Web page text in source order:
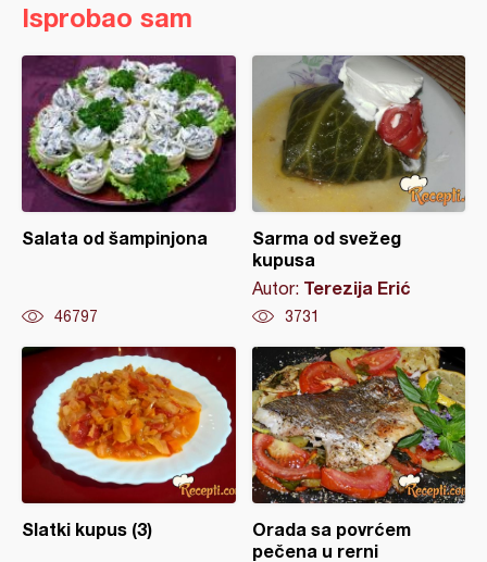
Isprobao sam
Salata od šampinjona
46797
Sarma od svežeg
kupusa
Autor: Terezija Erić
3731
Slatki kupus (3)
Orada sa povrćem
pečena u rerni